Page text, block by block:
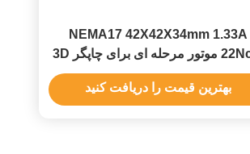
NEMA17 42X42X34mm 1.33A
22Ncm موتور مرحله ای برای چاپگر 3D
DIY چاپگر CNC XYZ
بهترین قیمت را دریافت کنید